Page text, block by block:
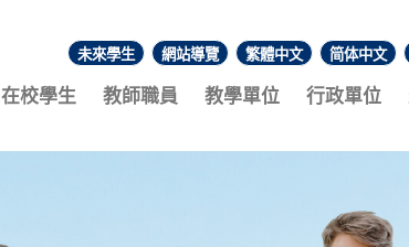
:::
未來學生 網站導覽 繁體中文 简体中文
在校學生 教師職員 教學單位 行政單位